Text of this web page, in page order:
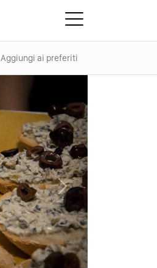
Aggiungi ai preferiti
Next